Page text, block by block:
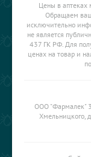
Цены в аптеках
Обращаем
исключительно
не является
437 ГК РФ. Для
ценах на товар и
ООО "Фармалек"